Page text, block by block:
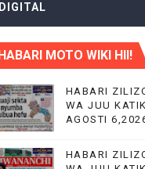
BORA
YA BARABARA
MOTO WIKI HII!
HABARI
WA JUU
AGOSTI
HABARI